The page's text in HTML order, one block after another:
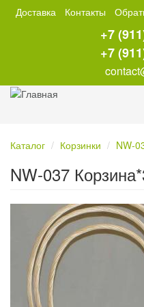
Перейти
Доставка Контакты
+7
+7
Каталог
Корзинки NW-
NW-037